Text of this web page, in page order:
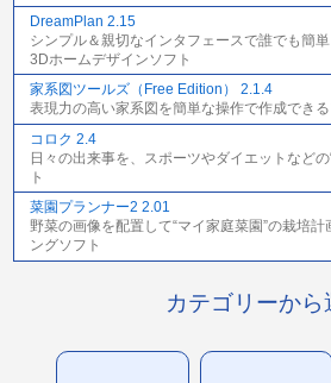
DreamPlan 2.15
シンプル＆親切なインタフェースで誰でも簡
3Dホームデザインソフト
家系図ツールズ（Free Edition） 2.1.4
表現力の高い家系図を簡単な操作で作成できる
コロク 2.4
日々の出来事を、スポーツやダイエットなど
ト
菜園プランナー2 2.01
野菜の画像を配置して“マイ家庭菜園”の栽培
ングソフト
カテゴリーから